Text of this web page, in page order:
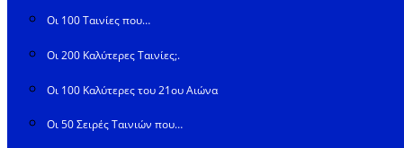
Οι 100 Ταινίες που…
Οι 200 Καλύτερες Ταινίες;.
Οι 100 Καλύτερες του 21ου Αιώνα
Οι 50 Σειρές Ταινιών που…